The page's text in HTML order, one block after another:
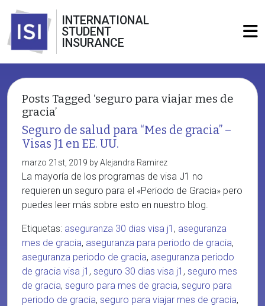
INTERNATIONAL
STUDENT
INSURANCE
Posts Tagged ‘seguro para viajar mes de
gracia’
Seguro de salud para “Mes de gracia” –
Visas J1 en EE. UU.
marzo 21st, 2019 by Alejandra Ramirez
La mayoría de los programas de visa J1 no
requieren un seguro para el «Periodo de Gracia» pero
puedes leer más sobre esto en nuestro blog.
Etiquetas: aseguranza 30 dias visa j1 , aseguranza
mes de gracia, aseguranza para periodo de gracia,
aseguranza periodo de gracia, aseguranza periodo
de gracia visa j1 , seguro 30 dias visa j1 , seguro mes
de gracia, seguro para mes de gracia, seguro para
periodo de gracia, seguro para viajar mes de gracia,